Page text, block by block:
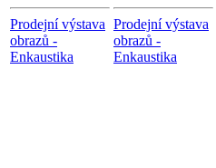
Prodejní výstava
obrazů -
Enkaustika
Prodejní výstava
obrazů -
Enkaustika